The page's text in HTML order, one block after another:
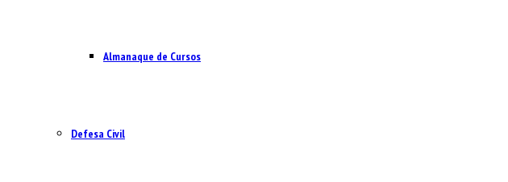
Almanaque de Cursos
Defesa Civil